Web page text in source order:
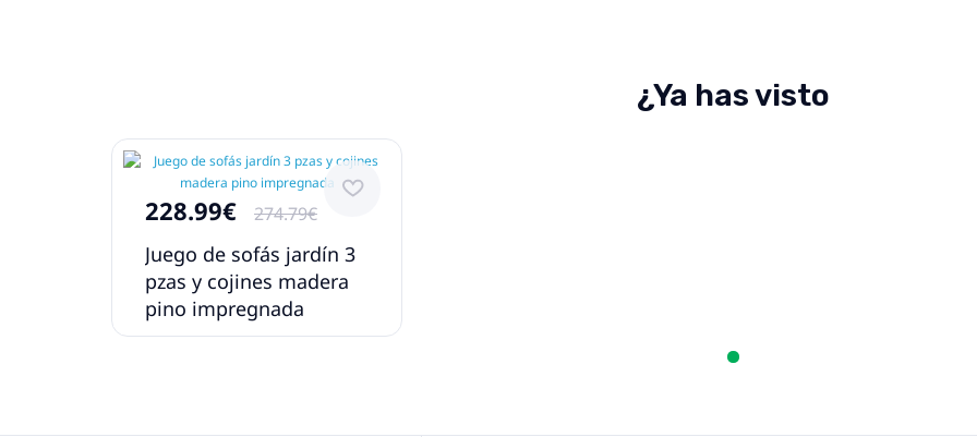
¿Ya has visto
228.99€ 274.79€
Juego de sofás jardín 3
pzas y cojines madera
pino impregnada